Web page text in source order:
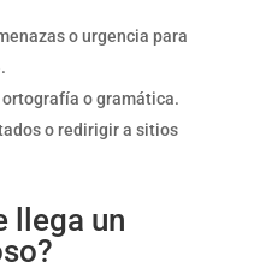
o urgencia para
o gramática.
o redirigir a sitios
llega un